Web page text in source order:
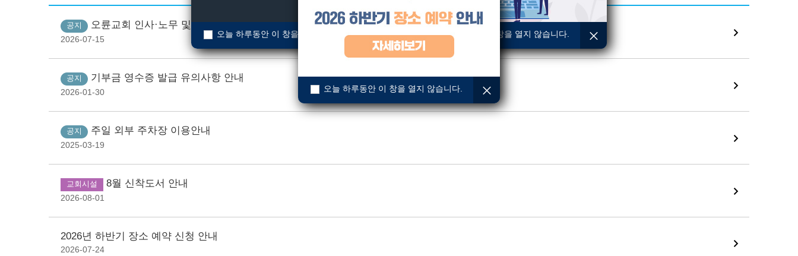
공지 오륜교회 인사·노무 및 조직개발(HR/OD) 전문가 채용
2026-07-15
공지 기부금 영수증 발급 유의사항 안내
2026-01-30
공지 주일 외부 주차장 이용안내
2025-03-19
교회시설 8월 신착도서 안내
2026-08-01
2026년 하반기 장소 예약 신청 안내
2026-07-24
오늘 하루동안 이 창을 열지 않습니다. 오늘 하루동안 이 창을 열지 않습니다.
오늘 하루동안 이 창을 열지 않습니다.